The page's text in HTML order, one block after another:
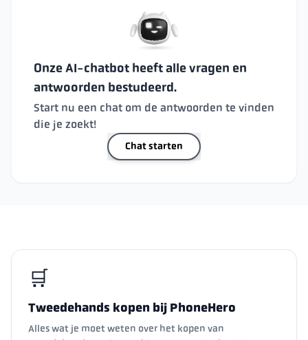
Onze AI-chatbot heeft alle vragen en
antwoorden bestudeerd.
Start nu een chat om de antwoorden te vinden
die je zoekt!
Chat starten
🛒
Tweedehands kopen bij PhoneHero
Alles wat je moet weten over het kopen van